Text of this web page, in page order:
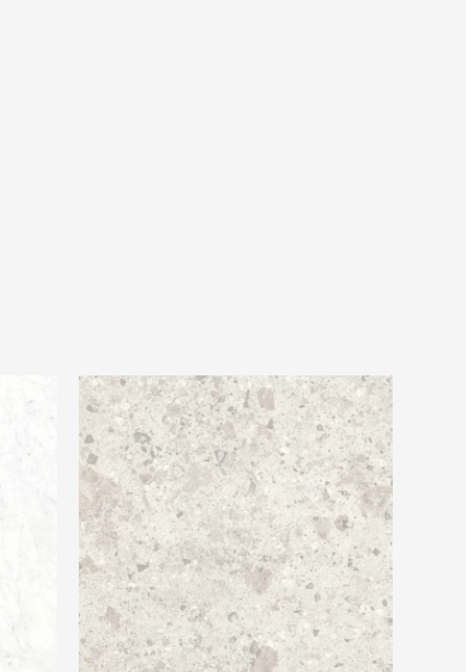
Ariostea Ultra fragmenta Bianco Greco